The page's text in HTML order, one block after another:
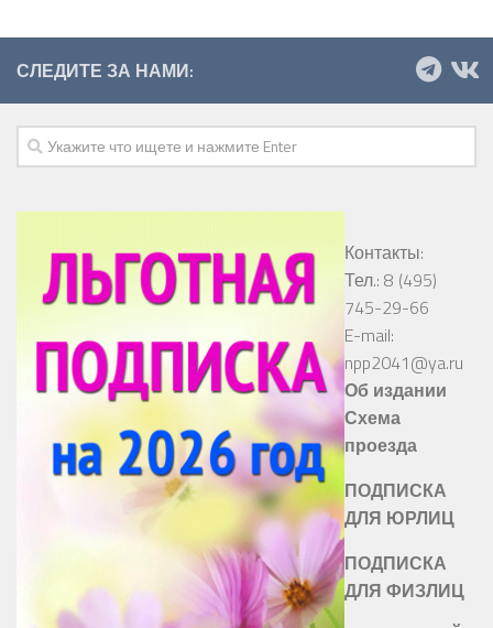
СЛЕДИТЕ ЗА НАМИ:
Контакты:
Тел.: 8 (495)
745-29-66
E-mail:
npp2041@ya.ru
Об издании
Схема
проезда
ПОДПИСКА
ДЛЯ ЮРЛИЦ
ПОДПИСКА
ДЛЯ ФИЗЛИЦ